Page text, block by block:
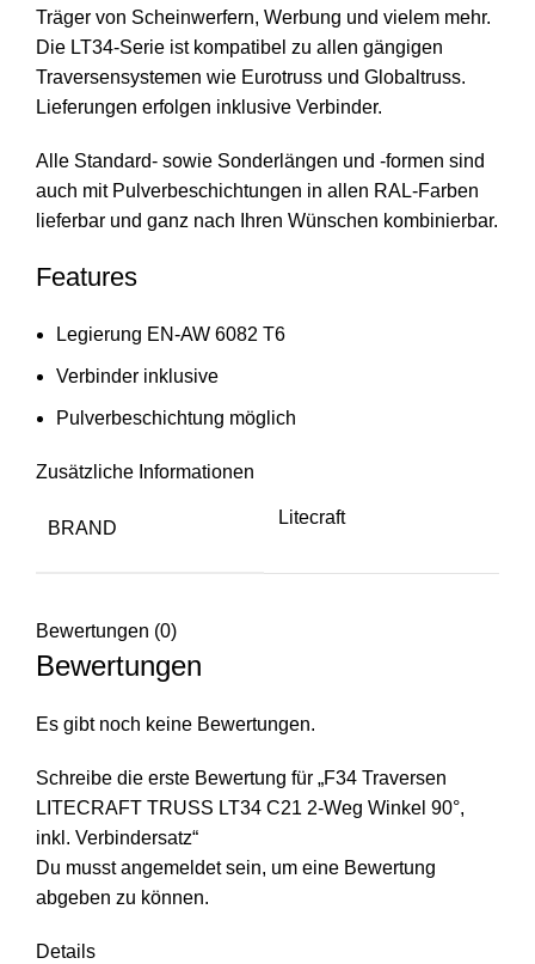
Träger von Scheinwerfern, Werbung und vielem mehr.
Die LT34-Serie ist kompatibel zu allen gängigen
Traversensystemen wie Eurotruss und Globaltruss.
Lieferungen erfolgen inklusive Verbinder.
Alle Standard- sowie Sonderlängen und -formen sind
auch mit Pulverbeschichtungen in allen RAL-Farben
lieferbar und ganz nach Ihren Wünschen kombinierbar.
Features
Legierung EN-AW 6082 T6
Verbinder inklusive
Pulverbeschichtung möglich
Zusätzliche Informationen
BRAND
Litecraft
Bewertungen (0)
Bewertungen
Es gibt noch keine Bewertungen.
Schreibe die erste Bewertung für „F34 Traversen
LITECRAFT TRUSS LT34 C21 2-Weg Winkel 90°,
inkl. Verbindersatz“
Du musstangemeldetsein, um eine Bewertung
abgeben zu können.
Details